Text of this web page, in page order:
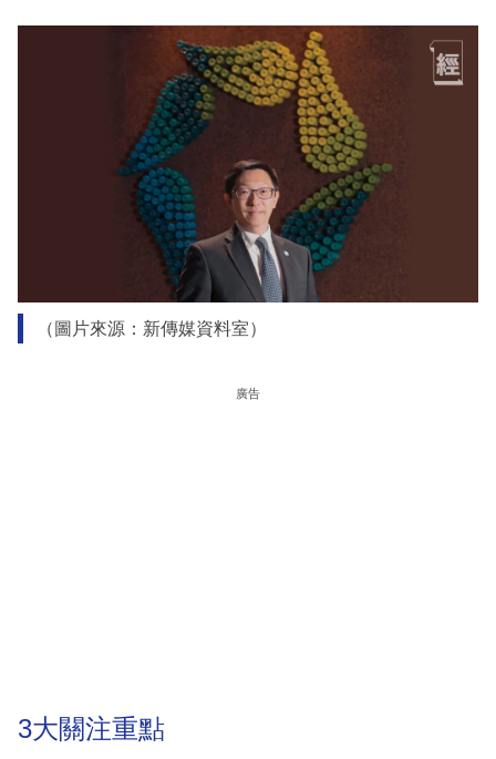
（圖片來源：新傳媒資料室）
廣告
3大關注重點